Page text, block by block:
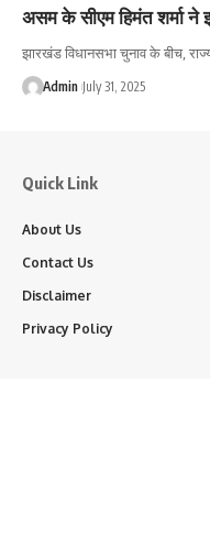
असम के सीएम हिमंत शर्मा
झारखंड विधानसभा चुनाव के बीच,
Admin July 31, 2025
Quick Link
About Us
Contact Us
Disclaimer
Privacy Policy